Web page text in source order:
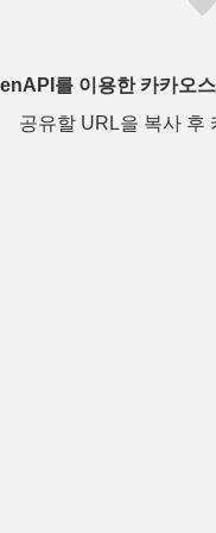
를 이용한 카카오
공유할 URL을 복사 후